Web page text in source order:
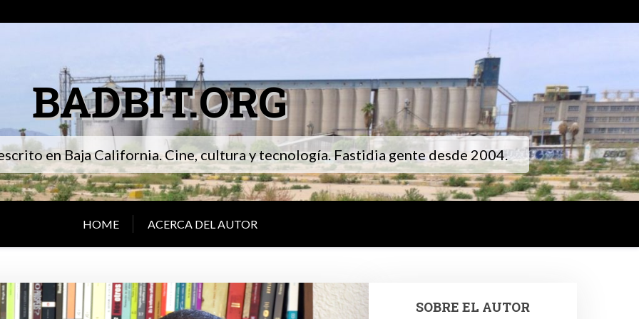
BADBIT.ORG
en Baja California. Cine, cultura y tecnología. Fastidia gente desde 2004.
HOME ACERCA DEL AUTOR
SOBRE EL AUTOR